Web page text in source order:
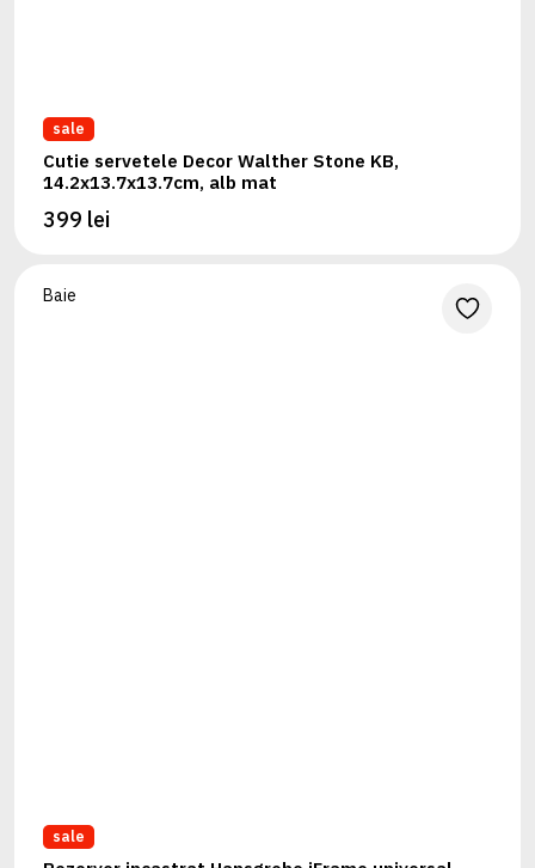
sale
Cutie servetele Decor Walther Stone KB,
14.2x13.7x13.7cm, alb mat
399 lei
Baie
sale